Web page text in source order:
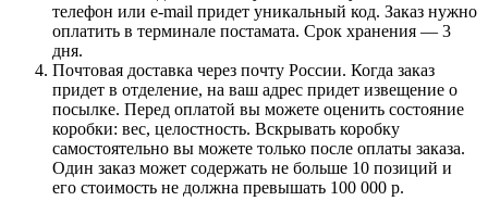
телефон или e-mail придет уникальный код. Заказ нужно
оплатить в терминале постамата. Срок хранения — 3
дня.
Почтовая доставка через почту России. Когда заказ
придет в отделение, на ваш адрес придет извещение о
посылке. Перед оплатой вы можете оценить состояние
коробки: вес, целостность. Вскрывать коробку
самостоятельно вы можете только после оплаты заказа.
Один заказ может содержать не больше 10 позиций и
его стоимость не должна превышать 100 000 р.